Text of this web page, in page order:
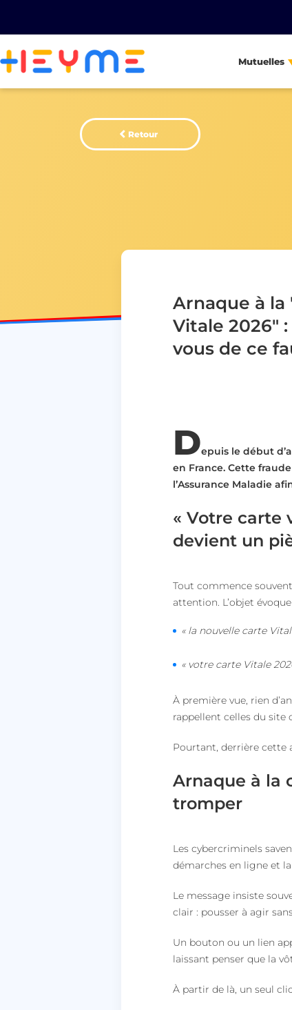
Mutuelles
Retour
Arnaque à la
Vitale 2026"
vous de ce
Depuis le début d
en France. Cette
l’Assurance Maladie
« Votre carte
devient un
Tout commence
attention. L’objet
« la nouvelle carte
« votre carte Vitale
À première vue, rien
rappellent celles du site
Pourtant, derrière cette
Arnaque à la
tromper
Les cybercriminels
démarches en ligne et
Le message insiste
clair : pousser à agir
Un bouton ou un lien
laissant penser que la
À partir de là, un seul